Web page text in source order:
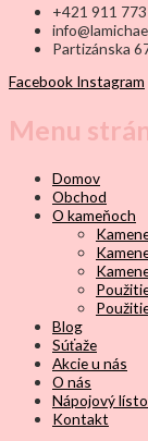
+421 911
Partizánska
Facebook Instagram
Menu
Domov
Obchod
O kameňoch
Blog
Súťaže
Akcie u nás
O nás
Nápojový
Kontakt